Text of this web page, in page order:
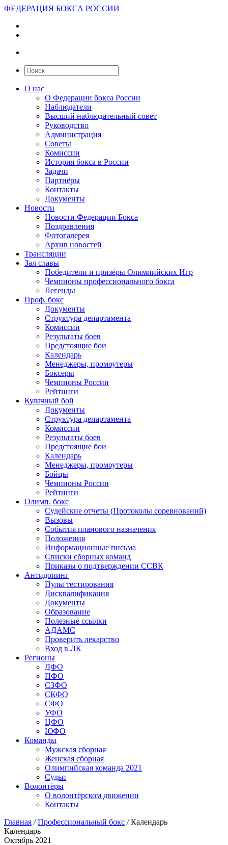
ФЕДЕРАЦИЯ БОКСА РОССИИ
О нас
О Федерации бокса России
Наблюдатели
Высший наблюдательный совет
Руководство
Администрация
Советы
Комиссии
История бокса в России
Задачи
Партнёры
Контакты
Документы
Новости
Новости Федерации Бокса
Поздравления
Фотогалерея
Архив новостей
Трансляции
Зал славы
Победители и призёры Олимпийских Игр
Чемпионы профессионального бокса
Легенды
Проф. бокс
Документы
Структура департамента
Комиссии
Результаты боев
Предстоящие бои
Календарь
Менеджеры, промоутеры
Боксеры
Чемпионы России
Рейтинги
Кулачный бой
Документы
Структура департамента
Комиссии
Результаты боев
Предстоящие бои
Календарь
Менеджеры, промоутеры
Бойцы
Чемпионы России
Рейтинги
Олимп. бокс
Судейские отчеты (Протоколы соревнований)
Вызовы
События планового назначения
Положения
Информационные письма
Списки сборных команд
Приказы о подтверждении ССВК
Антидопинг
Пулы тестирования
Дисквалификация
Документы
Образование
Полезные ссылки
АДАМС
Проверить лекарство
Вход в ЛК
Регионы
ДФО
ПФО
СЗФО
СКФО
СФО
УФО
ЦФО
ЮФО
Команды
Мужская сборная
Женская сборная
Олимпийская команда 2021
Судьи
Волонтёры
О волонтёрском движении
Контакты
Главная / Профессиональный бокс /Календарь
Календарь
Октябрь 2021